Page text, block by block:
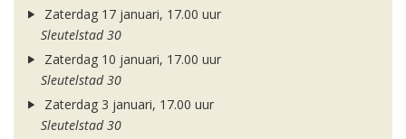
Zaterdag 17 januari, 17.00 uur
Sleutelstad 30
Zaterdag 10 januari, 17.00 uur
Sleutelstad 30
Zaterdag 3 januari, 17.00 uur
Sleutelstad 30